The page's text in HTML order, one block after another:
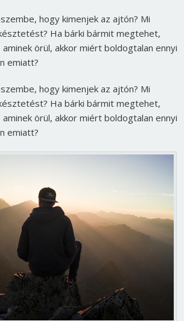
hogy kimenjek az ajtón? Mi
Ha bárki bármit megtehet,
örül, akkor miért boldogtalan ennyi
emiatt?
hogy kimenjek az ajtón? Mi
Ha bárki bármit megtehet,
örül, akkor miért boldogtalan ennyi
emiatt?